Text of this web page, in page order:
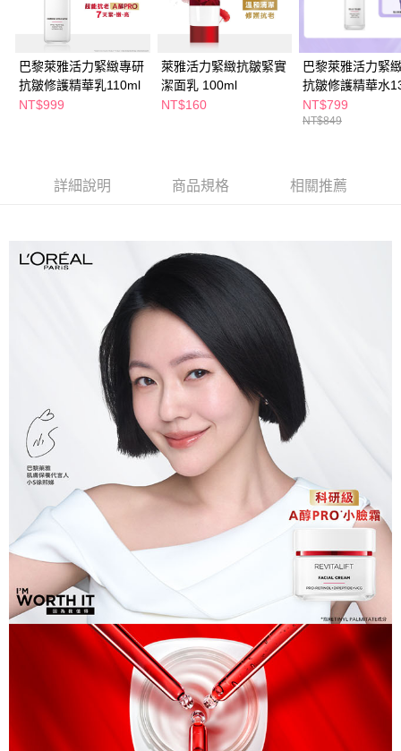
巴黎萊雅活力緊緻專研
抗皺修護精華乳110ml
NT$999
萊雅活力緊緻抗皺緊實
潔面乳 100ml
NT$160
巴黎萊雅活力緊
抗皺修護精華水
NT$799
NT$849
詳細說明 商品規格 相關推薦